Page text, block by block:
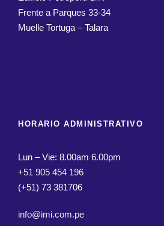
Frente a Parques 33-34
Muelle Tortuga – Talara
HORARIO ADMINISTRATIVO
Lun – Vie: 8.00am 6.00pm
+51 905 454 196
(+51) 73 381706
info@imi.com.pe